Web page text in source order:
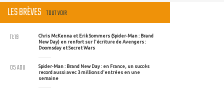
LES BRÈVES TOUT VOIR
Chris McKenna et Erik Sommers (Spider-Man : Brand
New Day) en renfort sur l'écriture de Avengers :
Doomsday et Secret Wars
11:19
Spider-Man : Brand New Day : en France, un succès
record aussi avec 3 millions d'entrées en une
semaine
05 AOU